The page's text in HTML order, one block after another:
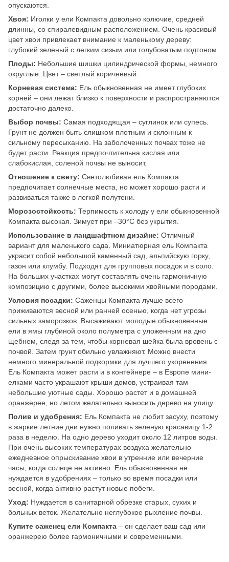
опускаются.
Хвоя: Иголки у ели Компакта довольно колючие, средней
длинны, со спиралевидным расположением. Очень красивый
цвет хвои привлекает внимание к маленькому дереву:
глубокий зеленый с легким сизым или голубоватым подтоном.
Плоды: Небольшие шишки цилиндрической формы, немного
округлые. Цвет – светлый коричневый.
Корневая система: Ель обыкновенная не имеет глубоких
корней – они лежат близко к поверхности и распространяются
достаточно далеко.
Выбор почвы: Самая подходящая – суглинок или супесь.
Грунт не должен быть слишком плотным и склонным к
сильному пересыханию. На заболоченных почвах тоже не
будет расти. Реакция предпочтительна кислая или
слабокислая, соленой почвы не выносит.
Отношение к свету: Светолюбивая ель Компакта
предпочитает солнечные места, но может хорошо расти и
развиваться также в легкой полутени.
Морозостойкость: Терпимость к холоду у ели обыкновенной
Компакта высокая. Зимует при –30°С без укрытия.
Использование в ландшафтном дизайне: Отличный
вариант для маленького сада. Миниатюрная ель Компакта
украсит собой небольшой каменный сад, альпийскую горку,
газон или клумбу. Подходят для групповых посадок и в соло.
На больших участках могут составлять очень гармоничную
композицию с другими, более высокими хвойными породами.
Условия посадки: Саженцы Компакта лучше всего
приживаются весной или ранней осенью, когда нет угрозы
сильных заморозков. Высаживают молодые обыкновенные
ели в ямы глубиной около полуметра с уложенным на дно
щебнем, следя за тем, чтобы корневая шейка была вровень с
почвой. Затем грунт обильно увлажняют. Можно внести
немного минеральной подкормки для лучшего укоренения.
Ель Компакта может расти и в контейнере – в Европе мини-
елками часто украшают крыши домов, устраивая там
небольшие уютные сады. Хорошо растет и в домашней
оранжерее, но летом желательно выносить дерево на улицу.
Полив и удобрения: Ель Компакта не любит засуху, поэтому
в жаркие летние дни нужно поливать зеленую красавицу 1-2
раза в неделю. На одно дерево уходит около 12 литров воды.
При очень высоких температурах воздуха желательно
ежедневное опрыскивание хвои в утренние или вечерние
часы, когда солнце не активно. Ель обыкновенная не
нуждается в удобрениях – только во время посадки или
весной, когда активно растут новые побеги.
Уход: Нуждается в санитарной обрезке старых, сухих и
больных веток. Желательно неглубокое рыхление почвы.
Купите саженец ели Компакта – он сделает ваш сад или
оранжерею более гармоничными и современными.